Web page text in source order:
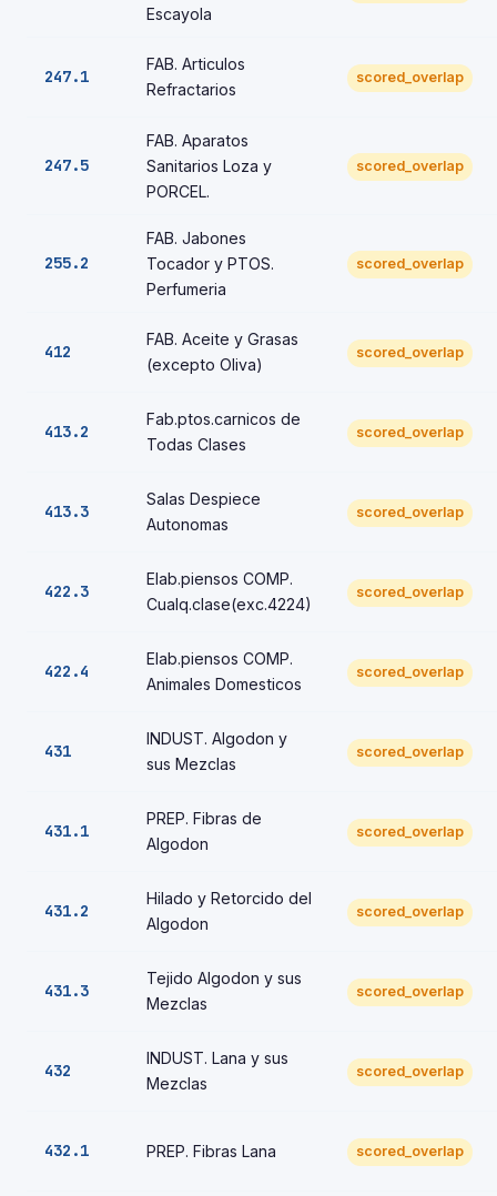
Escayola
247.1
FAB. Articulos
Refractarios
scored_overlap
247.5
FAB. Aparatos
Sanitarios Loza y
PORCEL.
scored_overlap
255.2
FAB. Jabones
Tocador y PTOS.
Perfumeria
scored_overlap
412
FAB. Aceite y Grasas
(excepto Oliva)
scored_overlap
413.2
Fab.ptos.carnicos de
Todas Clases
scored_overlap
413.3
Salas Despiece
Autonomas
scored_overlap
422.3
Elab.piensos COMP.
Cualq.clase(exc.4224)
scored_overlap
422.4
Elab.piensos COMP.
Animales Domesticos
scored_overlap
431
INDUST. Algodon y
sus Mezclas
scored_overlap
431.1
PREP. Fibras de
Algodon
scored_overlap
431.2
Hilado y Retorcido del
Algodon
scored_overlap
431.3
Tejido Algodon y sus
Mezclas
scored_overlap
432
INDUST. Lana y sus
Mezclas
scored_overlap
432.1 PREP. Fibras Lana scored_overlap